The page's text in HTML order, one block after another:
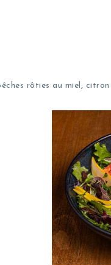
rôties au miel,